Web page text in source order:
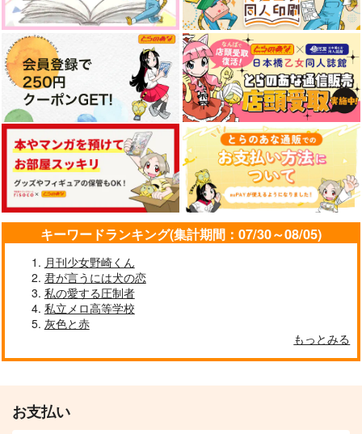
キーワードランキング(集計期間：07/30～08/05)
月刊少女野崎くん
君が言うには犬の恋
私の愛する圧制者
私立メロ高等学校
灰色と赤
もっとみる
お支払い